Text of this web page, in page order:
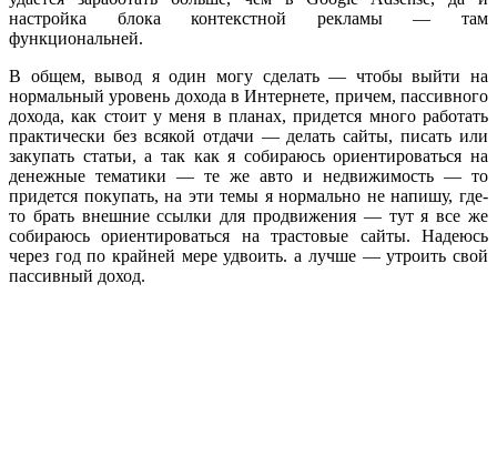
настройка блока контекстной рекламы — там
функциональней.
В общем, вывод я один могу сделать — чтобы выйти на
нормальный уровень дохода в Интернете, причем, пассивного
дохода, как стоит у меня в планах, придется много работать
практически без всякой отдачи — делать сайты, писать или
закупать статьи, а так как я собираюсь ориентироваться на
денежные тематики — те же авто и недвижимость — то
придется покупать, на эти темы я нормально не напишу, где-
то брать внешние ссылки для продвижения — тут я все же
собираюсь ориентироваться на трастовые сайты. Надеюсь
через год по крайней мере удвоить. а лучше — утроить свой
пассивный доход.